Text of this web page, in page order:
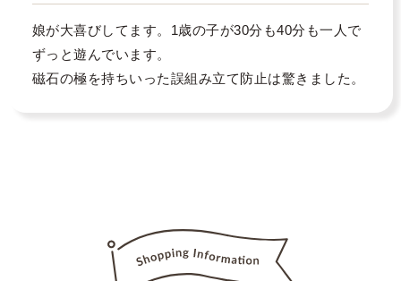
娘が大喜びしてます。1歳の子が30分も40分も一人で
ずっと遊んでいます。
磁石の極を持ちいった誤組み立て防止は驚きました。